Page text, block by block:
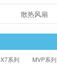
散热风扇
X7系列 MVP系列